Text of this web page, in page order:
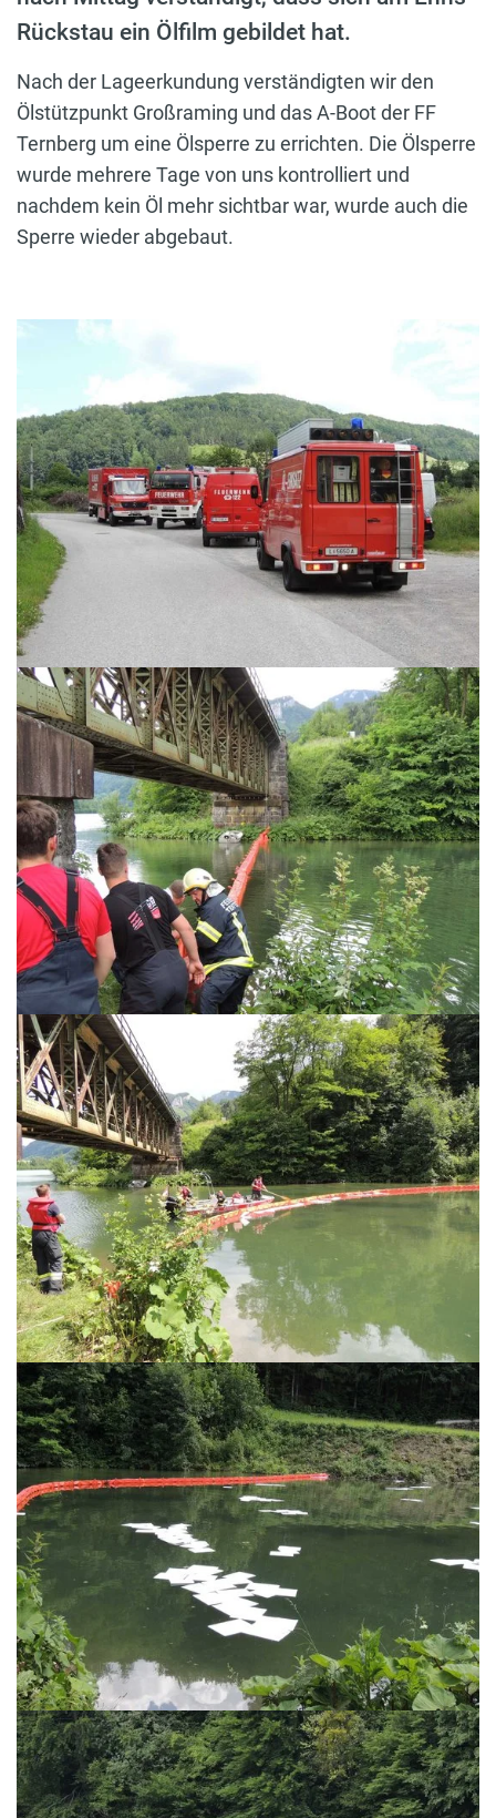
Rückstau ein Ölfilm gebildet hat.
Nach der Lageerkundung verständigten wir den
Ölstützpunkt Großraming und das A-Boot der FF
Ternberg um eine Ölsperre zu errichten. Die Ölsperre
wurde mehrere Tage von uns kontrolliert und
nachdem kein Öl mehr sichtbar war, wurde auch die
Sperre wieder abgebaut.